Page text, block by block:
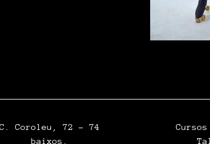
Coroleu, 72 – 74
baixos.